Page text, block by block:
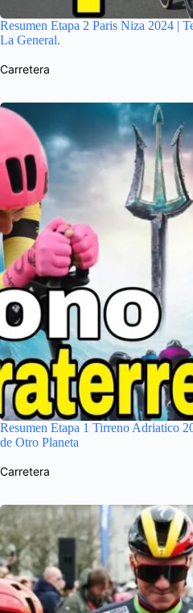
Resumen Etapa 2 Paris Niza 2024 |
La General.
Carretera
Resumen Etapa 1 Tirreno Adriatico
de Otro Planeta
Carretera